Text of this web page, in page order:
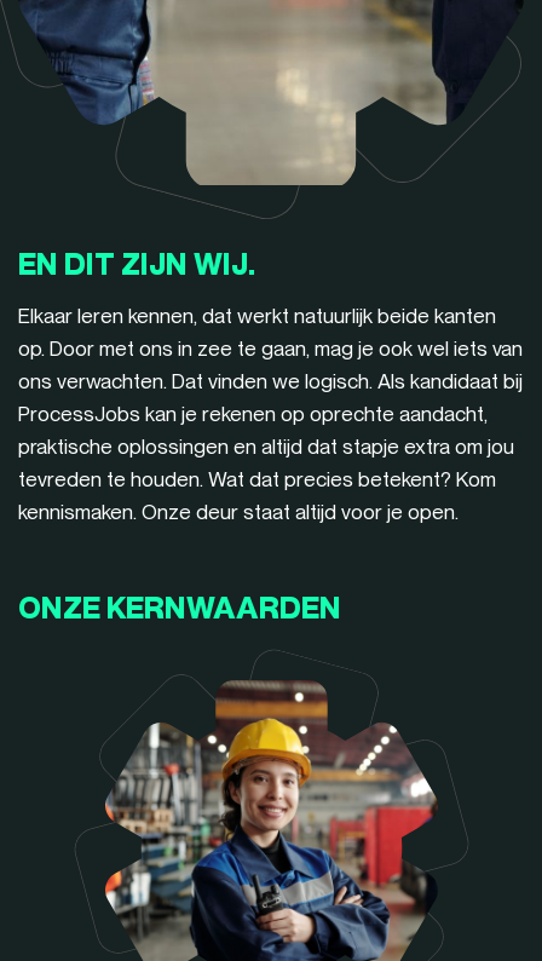
EN DIT ZIJN WIJ.
Elkaar leren kennen, dat werkt natuurlijk beide kanten
op. Door met ons in zee te gaan, mag je ook wel iets van
ons verwachten. Dat vinden we logisch. Als kandidaat bij
ProcessJobs kan je rekenen op oprechte aandacht,
praktische oplossingen en altijd dat stapje extra om jou
tevreden te houden. Wat dat precies betekent? Kom
kennismaken. Onze deur staat altijd voor je open.
ONZE KERNWAARDEN